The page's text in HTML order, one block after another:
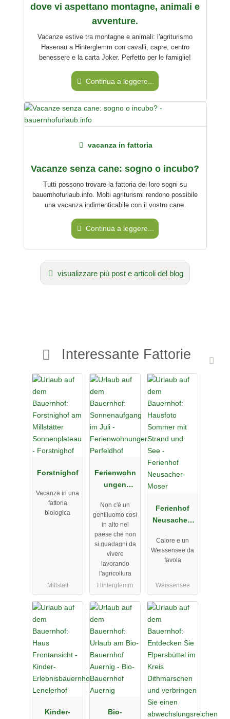
dove vi aspettano montagne, animali e
avventure.
Vacanze estive tra montagne e animali: l'agriturismo
Hasenau a Hinterglemm con cavalli, capre, centro
benessere e la carta Joker. Perfetto per le famiglie!
Continua a leggere...
Vacanze senza cane: sogno o incubo?
vacanza in fattoria
Tutti possono trovare la fattoria dei loro sogni su
bauernhofurlaub.info. Molti agriturismi rendono possibile
una vacanza indimenticabile con il vostro cane.
Continua a leggere...
visualizzare più post e articoli del blog
Interessante Fattorie
Forstnighof
Vacanza in una
fattoria
biologica
Millstatt
Ferienwohn
ungen
Non c'è un
gentiluomo così
in alto nel
paese che non
si guadagni da
vivere
lavorando
l'agricoltura
Hinterglemm
Ferienhof
Neusacher-
Calore e un
Weissensee da
favola
Weissensee
Kinder-
Bio-